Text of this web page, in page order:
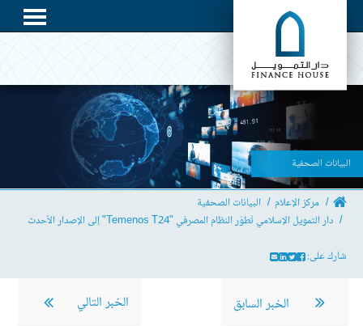
البيانات الصحفية
مركز الإعلام
البيانات الصحفية
دار التمويل الإسلامي تُطوّر النظام المصرفي "Temenos T24" إلى الإصدار الأحدث
شارك على:
الخبر السابق الخبر التالي